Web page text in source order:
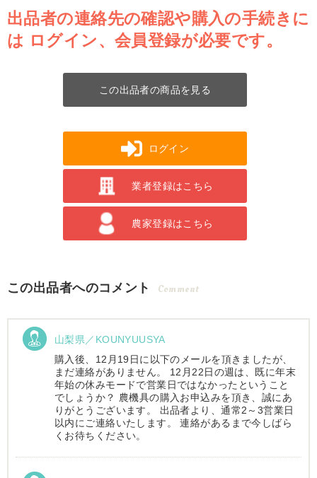
出品者の連絡先の確認や購入の手続きに
は ログイン、会員登録が必要です。
この出品者の商品を見る
ログイン
業者登録はこちら
農家登録はこちら
この出品者へのコメント Comment
山梨県／KOUNYUUSYA
購入後、12月19日に以下のメールを頂きましたが、
まだ連絡がありません。 12月22日の週は、既に年末
年始の休みモードで営業日ではなかったということ
でしょうか？ 農機具の購入お申込みを頂き、誠にあ
りがとうございます。 出品者より、通常2～3営業日
以内にご連絡いたします。 連絡があるまで今しばら
くお待ちください。